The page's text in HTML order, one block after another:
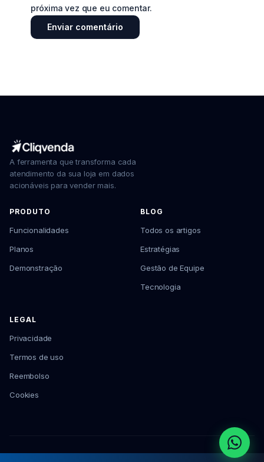
próxima vez que eu comentar.
A ferramenta que transforma cada
atendimento da sua loja em dados
acionáveis para vender mais.
PRODUTO
Funcionalidades
Planos
Demonstração
BLOG
Todos os artigos
Estratégias
Gestão de Equipe
Tecnologia
LEGAL
Privacidade
Termos de uso
Reembolso
Cookies
© 2026 Cliqvenda Serviços para Varejo · CNPJ: 62.080.003/0001-30